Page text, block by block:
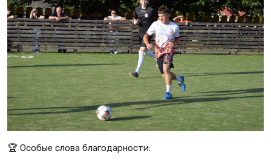
🏆 Особые слова благодарности: